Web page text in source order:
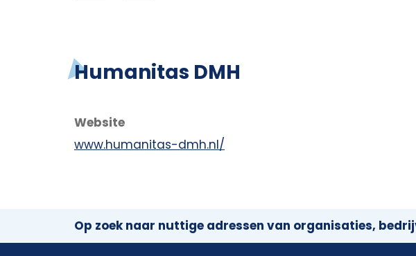
Humanitas DMH
Website
www.humanitas-dmh.nl/
Op zoek naar nuttige adressen van organisaties,